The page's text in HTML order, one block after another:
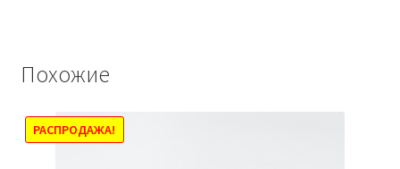
Похожие
РАСПРОДАЖА!